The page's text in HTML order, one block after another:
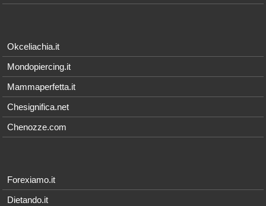
Okceliachia.it
Mondopiercing.it
Mammaperfetta.it
Chesignifica.net
Chenozze.com
Forexiamo.it
Dietando.it